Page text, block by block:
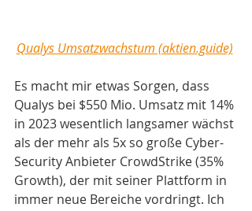
Qualys Umsatzwachstum (aktien.guide)
Es macht mir etwas Sorgen, dass
Qualys bei $550 Mio. Umsatz mit 14%
in 2023 wesentlich langsamer wächst
als der mehr als 5x so große Cyber-
Security Anbieter CrowdStrike (35%
Growth), der mit seiner Plattform in
immer neue Bereiche vordringt. Ich